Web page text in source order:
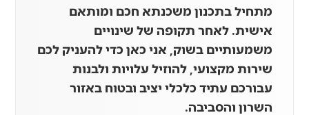
מתחיל בתכנון משכנתא חכם ומותאם
אישית. לאחר תקופה של שינויים
משמעותיים בשוק, אני כאן כדי להעניק לכם
שירות מקצועי, להוזיל עלויות ולבנות
עבורכם עתיד כלכלי יציב ובטוח באזור
השרון והסביבה.